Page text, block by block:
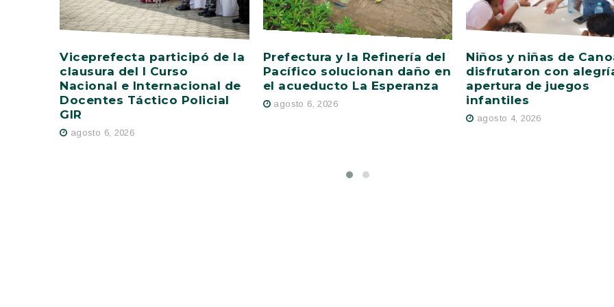
Viceprefecta participó de la
clausura del I Curso
Nacional e Internacional de
Docentes Táctico Policial
GIR
agosto 6, 2026
Prefectura y la Refinería del
Pacífico solucionan daño en
el acueducto La Esperanza
agosto 6, 2026
Niños y niñas de
disfrutaron con
apertura de juegos
infantiles
agosto 4, 2026